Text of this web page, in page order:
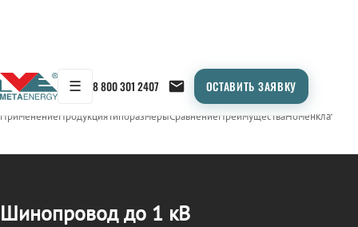
☰ 8 800 301 2407 ОСТАВИТЬ ЗАЯВКУ
← Продукция/ШИНОПРОВОД
ПрименениеПродукцияТипоразмерыСравнениеПреимуществаНоменклатура
Шинопровод до 1 кВ